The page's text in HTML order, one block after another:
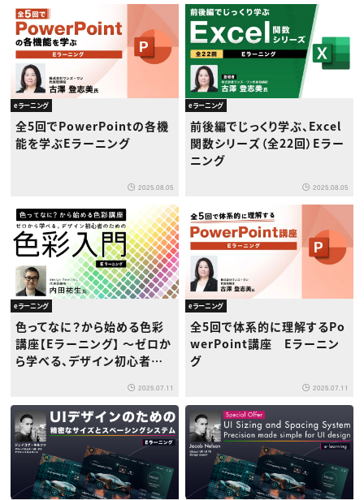
eラーニング
全5回でPowerPointの各機
能を学ぶEラーニング
2025.08.05
eラーニング
前後編でじっくり学ぶ、Excel
関数シリーズ（全22回）Eラー
ニング
2025.08.05
eラーニング
色ってなに？から始める色彩
講座【Eラーニング】 〜ゼロか
ら学べる、デザイン初心者の
2025.07.11
eラーニング
全5回で体系的に理解するPo
werPoint講座 Eラーニン
グ
2025.07.11